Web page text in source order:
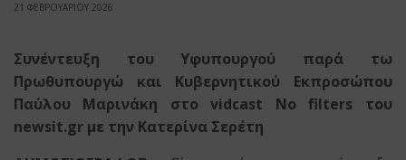
21 ΦΕΒΡΟΥΑΡΙΟΥ 2026
Συνέντευξη του Υφυπουργού παρά τω
Πρωθυπουργώ και Κυβερνητικού Εκπροσώπου
Παύλου Μαρινάκη στο vidcast No filters του
newsit.gr με την Κατερίνα Σερέτη